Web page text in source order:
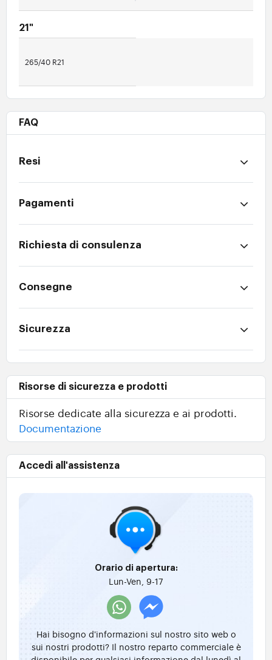
21"
265/40 R21
FAQ
Resi
Pagamenti
Richiesta di consulenza
Consegne
Sicurezza
Risorse di sicurezza e prodotti
Risorse dedicate alla sicurezza e ai prodotti.
Documentazione
Accedi all'assistenza
Orario di apertura:
Lun-Ven, 9-17
Hai bisogno d'informazioni sul nostro sito web o
sui nostri prodotti? Il nostro reparto commerciale è